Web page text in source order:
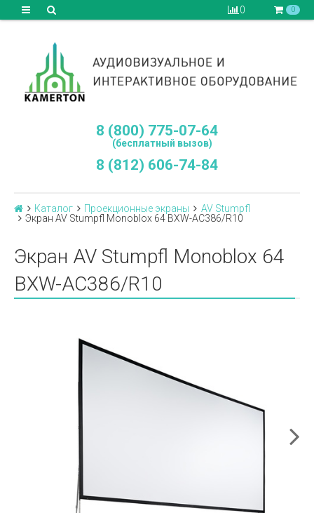
0 0
8 (800) 775-07-64
(бесплатный вызов)
8 (812) 606-74-84
Каталог Проекционные экраны
AV Stumpfl
Экран AV Stumpfl Monoblox 64 BXW-AC386/R10
Экран AV Stumpfl Monoblox 64
BXW-AC386/R10